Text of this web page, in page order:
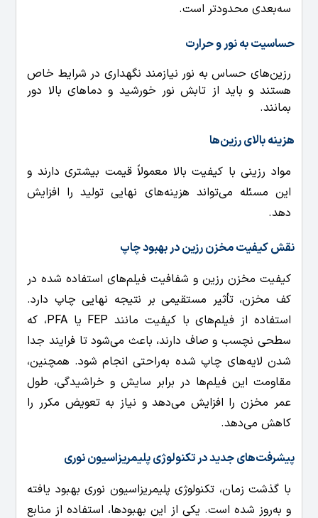
سه‌بعدی محدودتر است.
حساسیت به نور و حرارت
رزین‌های حساس به نور نیازمند نگهداری در شرایط خاص
هستند و باید از تابش نور خورشید و دماهای بالا دور
بمانند.
هزینه بالای رزین‌ها
مواد رزینی با کیفیت بالا معمولاً قیمت بیشتری دارند و
این مسئله می‌تواند هزینه‌های نهایی تولید را افزایش
دهد.
نقش کیفیت مخزن رزین در بهبود چاپ
کیفیت مخزن رزین و شفافیت فیلم‌های استفاده شده در
کف مخزن، تأثیر مستقیمی بر نتیجه نهایی چاپ دارد.
استفاده از فیلم‌های با کیفیت مانند FEP یا PFA، که
سطحی نچسب و صاف دارند، باعث می‌شود تا فرایند جدا
شدن لایه‌های چاپ شده به‌راحتی انجام شود. همچنین،
مقاومت این فیلم‌ها در برابر سایش و خراشیدگی، طول
عمر مخزن را افزایش می‌دهد و نیاز به تعویض مکرر را
کاهش می‌دهد.
پیشرفت‌های جدید در تکنولوژی پلیمریزاسیون نوری
با گذشت زمان، تکنولوژی پلیمریزاسیون نوری بهبود یافته
و به‌روز شده است. یکی از این بهبودها، استفاده از منابع